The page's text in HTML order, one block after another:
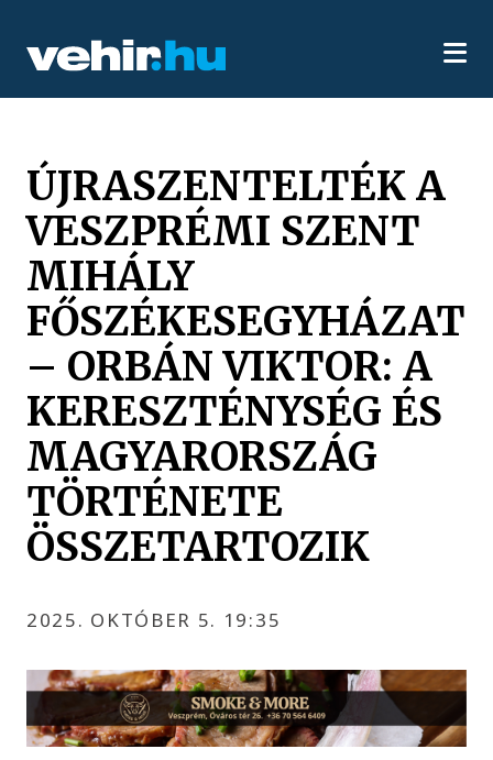
ÚJRASZENTELTÉK A
VESZPRÉMI SZENT
MIHÁLY
FŐSZÉKESEGYHÁZAT
– ORBÁN VIKTOR: A
KERESZTÉNYSÉG ÉS
MAGYARORSZÁG
TÖRTÉNETE
ÖSSZETARTOZIK
2025. OKTÓBER 5. 19:35